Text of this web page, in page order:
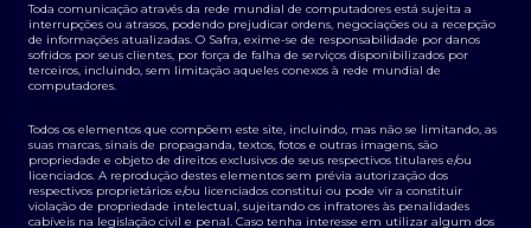
Termos e Condições para Portabilidade de Investimento
Toda comunicação através da rede mundial de computadores está sujeita a
interrupções ou atrasos, podendo prejudicar ordens, negociações ou a recepção
de informações atualizadas. O Safra, exime-se de responsabilidade por danos
sofridos por seus clientes, por força de falha de serviços disponibilizados por
terceiros, incluindo, sem limitação aqueles conexos à rede mundial de
computadores.
Todos os elementos que compõem este site, incluindo, mas não se limitando, as
suas marcas, sinais de propaganda, textos, fotos e outras imagens, são
propriedade e objeto de direitos exclusivos de seus respectivos titulares e/ou
licenciados. A reprodução destes elementos sem prévia autorização dos
respectivos proprietários e/ou licenciados constitui ou pode vir a constituir
violação de propriedade intelectual, sujeitando os infratores às penalidades
cabíveis na legislação civil e penal. Caso tenha interesse em utilizar algum dos